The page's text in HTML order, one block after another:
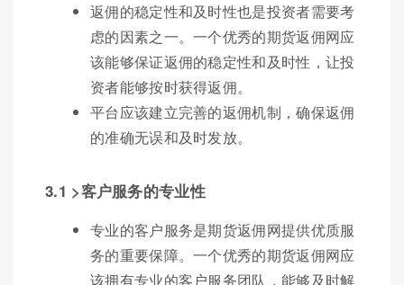
返佣的稳定性和及时性也是投资者需要考
虑的因素之一。一个优秀的期货返佣网应
该能够保证返佣的稳定性和及时性，让投
资者能够按时获得返佣。
平台应该建立完善的返佣机制，确保返佣
的准确无误和及时发放。
3.1 >客户服务的专业性
专业的客户服务是期货返佣网提供优质服
务的重要保障。一个优秀的期货返佣网应
该拥有专业的客户服务团队，能够及时解